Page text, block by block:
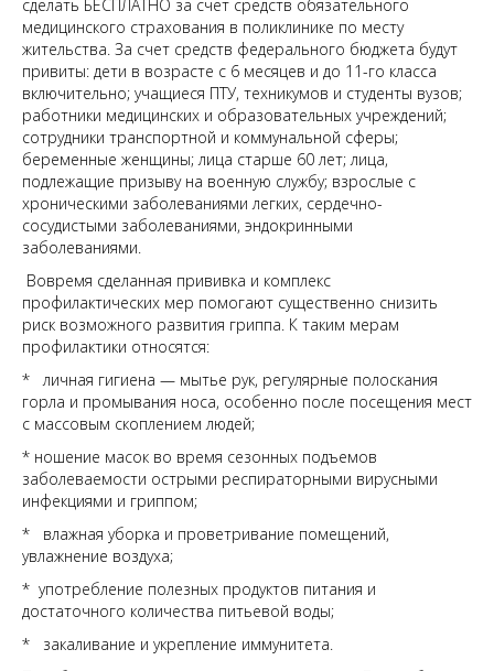
сделать БЕСПЛАТНО за счет средств обязательного
медицинского страхования в поликлинике по месту
жительства. За счет средств федерального бюджета будут
привиты: дети в возрасте с 6 месяцев и до 11-го класса
включительно; учащиеся ПТУ, техникумов и студенты вузов;
работники медицинских и образовательных учреждений;
сотрудники транспортной и коммунальной сферы;
беременные женщины; лица старше 60 лет; лица,
подлежащие призыву на военную службу; взрослые с
хроническими заболеваниями легких, сердечно-
сосудистыми заболеваниями, эндокринными
заболеваниями.
Вовремя сделанная прививка и комплекс
профилактических мер помогают существенно снизить
риск возможного развития гриппа. К таким мерам
профилактики относятся:
* личная гигиена — мытье рук, регулярные полоскания
горла и промывания носа, особенно после посещения мест
с массовым скоплением людей;
* ношение масок во время сезонных подъемов
заболеваемости острыми респираторными вирусными
инфекциями и гриппом;
* влажная уборка и проветривание помещений,
увлажнение воздуха;
* употребление полезных продуктов питания и
достаточного количества питьевой воды;
* закаливание и укрепление иммунитета.